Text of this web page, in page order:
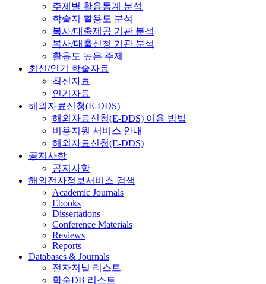
주제별 활용통계 분석
학술지 활용도 분석
복사/대출제공 기관 분석
복사/대출신청 기관 분석
활용도 높은 주제
최신/인기 학술자료
최신자료
인기자료
해외자료신청(E-DDS)
해외자료신청(E-DDS) 이용 방법
비용지원 서비스 안내
해외자료신청(E-DDS)
공지사항
공지사항
해외전자정보서비스 검색
Academic Journals
Ebooks
Dissertations
Conference Materials
Reviews
Reports
Databases & Journals
전자저널 리스트
학술DB 리스트